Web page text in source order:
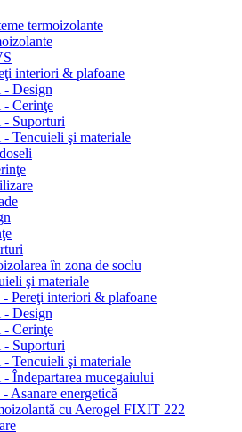
termoizolante
interiori & plafoane
- Design
- Cerinţe
- Suporturi
Tencuieli şi materiale
în zona de soclu
şi materiale
Pereţi interiori & plafoane
- Design
- Cerinţe
- Suporturi
Tencuieli şi materiale
Îndepartarea mucegaiului
Asanare energetică
cu Aerogel FIXIT 222